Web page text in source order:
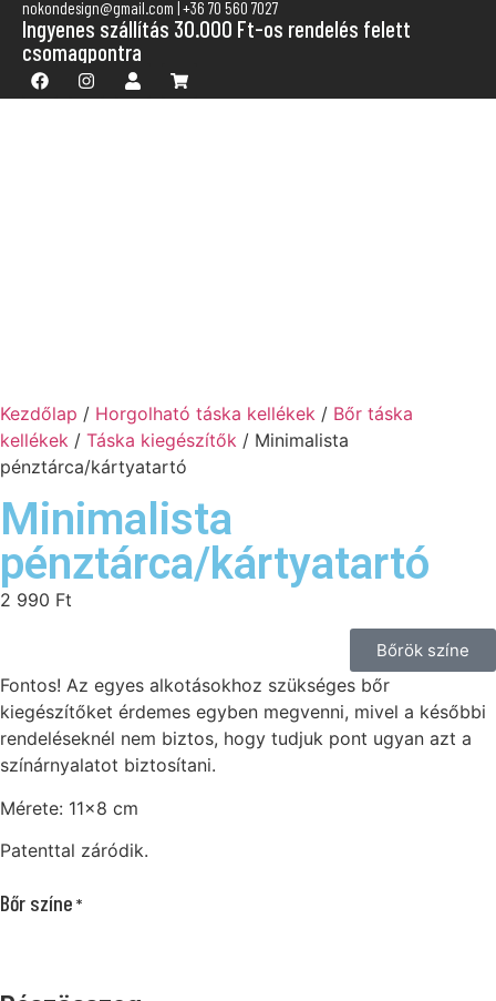
nokondesign@gmail.com | +36 70 560 7027
Ingyenes szállítás 30.000 Ft-os rendelés felett
csomagpontra
Kezdőlap / Horgolható táska kellékek / Bőr táska
kellékek / Táska kiegészítők / Minimalista
pénztárca/kártyatartó
Minimalista
pénztárca/kártyatartó
2 990 Ft
Bőrök színe
Fontos! Az egyes alkotásokhoz szükséges bőr
kiegészítőket érdemes egyben megvenni, mivel a későbbi
rendeléseknél nem biztos, hogy tudjuk pont ugyan azt a
színárnyalatot biztosítani.
Mérete: 11×8 cm
Patenttal záródik.
Bőr színe *